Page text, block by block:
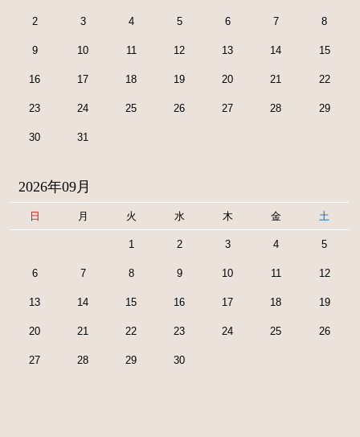
2 3 4 5 6 7 8
9 10 11 12 13 14 15
16 17 18 19 20 21 22
23 24 25 26 27 28 29
30 31
2026年09月
日 月 火 水 木 金 土
1 2 3 4 5
6 7 8 9 10 11 12
13 14 15 16 17 18 19
20 21 22 23 24 25 26
27 28 29 30